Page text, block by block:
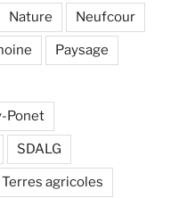
Nature Neufcour
Paysage
Ponet
SDALG
Terres agricoles